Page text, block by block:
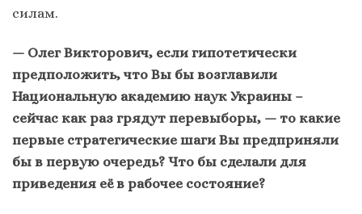
силам.
— Олег Викторович, если гипотетически
предположить, что Вы бы возглавили
Национальную академию наук Украины –
сейчас как раз грядут перевыборы, — то какие
первые стратегические шаги Вы предприняли
бы в первую очередь? Что бы сделали для
приведения её в рабочее состояние?